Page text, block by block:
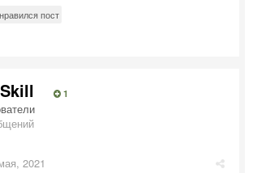
пост
1
2021